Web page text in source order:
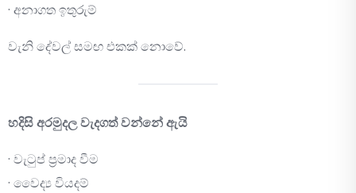
· අනාගත ඉතුරුම්
වැනි දේවල් සමඟ එකක් නොවේ.
හදිසි අරමුදල වැදගත් වන්නේ ඇයි
· වැටුප් ප්‍රමාද වීම
· වෛද්‍ය වියදම්